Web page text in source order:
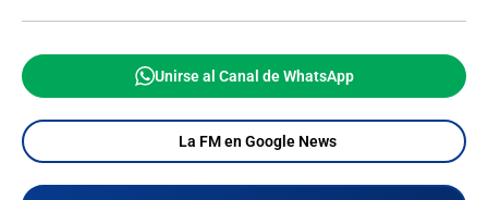
Unirse al Canal de WhatsApp
La FM en Google News